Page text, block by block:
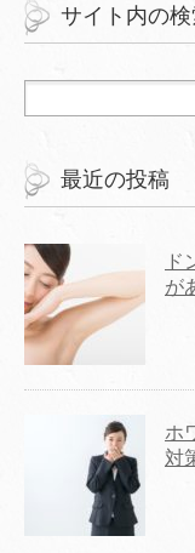
サイト内の
最近の投稿
が
ホ
対